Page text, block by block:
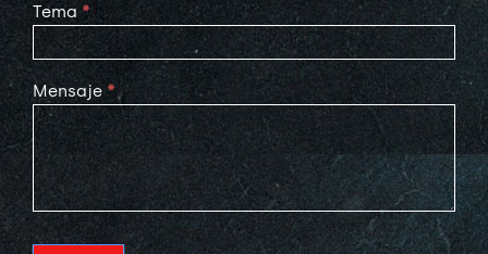
Tema *
Mensaje *